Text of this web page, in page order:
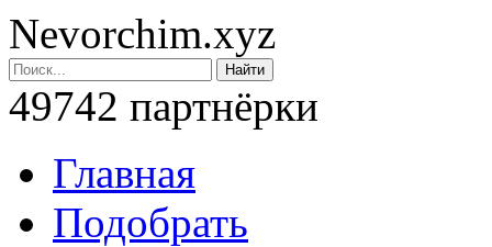
Nevorchim.xyz
49742 партнёрки
Главная
Подобрать